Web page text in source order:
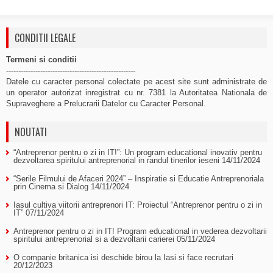
CONDITII LEGALE
Termeni si conditii
-----------------------------------------------------
Datele cu caracter personal colectate pe acest site sunt administrate de
un operator autorizat inregistrat cu nr. 7381 la Autoritatea Nationala de
Supraveghere a Prelucrarii Datelor cu Caracter Personal.
NOUTATI
“Antreprenor pentru o zi in IT!”: Un program educational inovativ pentru
dezvoltarea spiritului antreprenorial in randul tinerilor ieseni 14/11/2024
“Serile Filmului de Afaceri 2024” – Inspiratie si Educatie Antreprenoriala
prin Cinema si Dialog 14/11/2024
Iasul cultiva viitorii antreprenori IT: Proiectul “Antreprenor pentru o zi in
IT” 07/11/2024
Antreprenor pentru o zi in IT! Program educational in vederea dezvoltarii
spiritului antreprenorial si a dezvoltarii carierei 05/11/2024
O companie britanica isi deschide birou la Iasi si face recrutari
20/12/2023